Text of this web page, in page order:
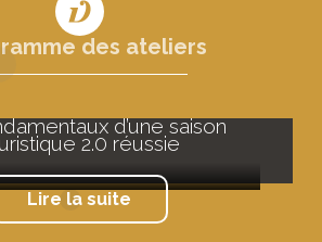
des ateliers
d’une saison
2.0 réussie
Lire la suite